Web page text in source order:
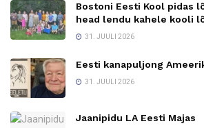
Bostoni Eesti Kool pidas
head lendu kahele kooli
31. JUULI 2026
Eesti kanapuljong
31. JUULI 2026
Jaanipidu LA Eesti Majas